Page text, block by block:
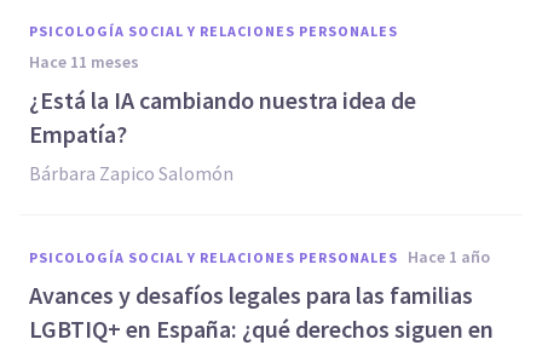
PSICOLOGÍA SOCIAL Y RELACIONES PERSONALES
hace 11 meses
¿Está la IA cambiando nuestra idea de
Empatía?
Bárbara Zapico Salomón
PSICOLOGÍA SOCIAL Y RELACIONES PERSONALES hace 1 año
Avances y desafíos legales para las familias
LGBTIQ+ en España: ¿qué derechos siguen en